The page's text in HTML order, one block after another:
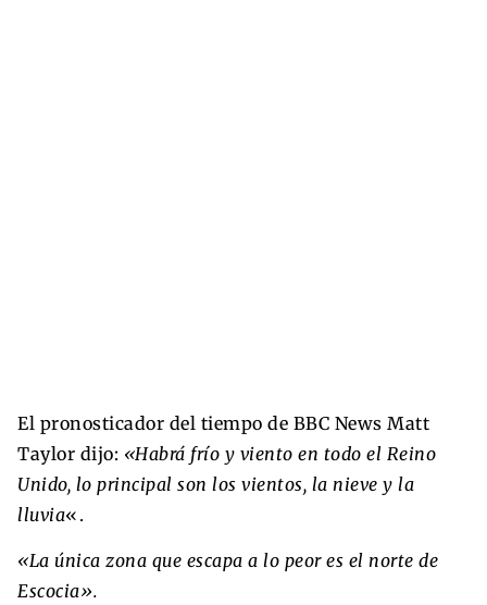
El pronosticador del tiempo de BBC News Matt
Taylor dijo: «Habrá frío y viento en todo el Reino
Unido, lo principal son los vientos, la nieve y la
lluvia«.
«La única zona que escapa a lo peor es el norte de
Escocia».